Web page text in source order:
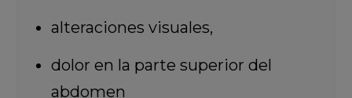
alteraciones visuales,
dolor en la parte superior del
abdomen